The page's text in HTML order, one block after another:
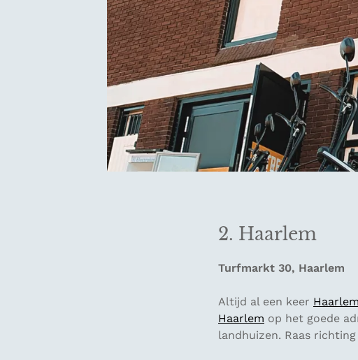
2. Haarlem
Turfmarkt 30, Haarlem
Altijd al een keer Haarlem
Haarlem op het goede
landhuizen. Raas